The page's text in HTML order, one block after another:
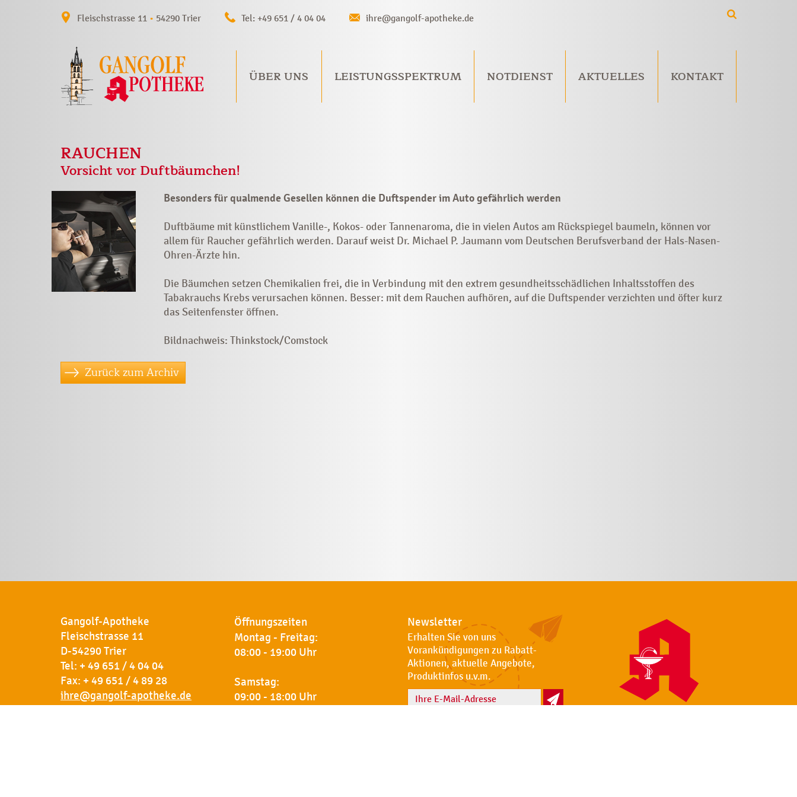
Fleischstrasse 11 • 54290 Trier Tel: +49 651 / 4 04 04 ihre@gangolf-apotheke.de
ÜBER UNS LEISTUNGSSPEKTRUM NOTDIENST AKTUELLES KONTAKT
RAUCHEN
Vorsicht vor Duftbäumchen!
Besonders für qualmende Gesellen können die Duftspender im Auto gefährlich werden
Duftbäume mit künstlichem Vanille-, Kokos- oder Tannenaroma, die in vielen Autos am Rückspiegel baumeln, können vor
allem für Raucher gefährlich werden. Darauf weist Dr. Michael P. Jaumann vom Deutschen Berufsverband der Hals-Nasen-
Ohren-Ärzte hin.
Die Bäumchen setzen Chemikalien frei, die in Verbindung mit den extrem gesundheitsschädlichen Inhaltsstoffen des
Tabakrauchs Krebs verursachen können. Besser: mit dem Rauchen aufhören, auf die Duftspender verzichten und öfter kurz
das Seitenfenster öffnen.
Bildnachweis: Thinkstock/Comstock
Zurück zum Archiv
Gangolf-Apotheke
Fleischstrasse 11
D-54290 Trier
Tel: + 49 651 / 4 04 04
Fax: + 49 651 / 4 89 28
ihre@gangolf-apotheke.de
Öffnungszeiten
Montag - Freitag:
08:00 - 19:00 Uhr
Samstag:
09:00 - 18:00 Uhr
Newsletter
Erhalten Sie von uns
Vorankündigungen zu Rabatt-
Aktionen, aktuelle Angebote,
Produktinfos u.v.m.
Name